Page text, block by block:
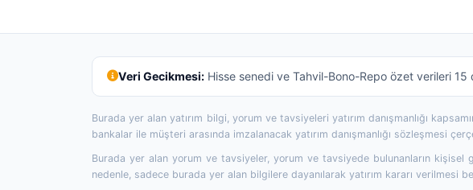
Veri Gecikmesi:Hisse senedi ve Tahvil-Bono-Repo özet verileri 15
Burada yer alan yatırım bilgi, yorum ve tavsiyeleri yatırım danışmanlığı
bankalar ile müşteri arasında imzalanacak yatırım danışmanlığı sözleşmesi
Burada yer alan yorum ve tavsiyeler, yorum ve tavsiyede bulunanların
nedenle, sadece burada yer alan bilgilere dayanılarak yatırım kararı verilmesi